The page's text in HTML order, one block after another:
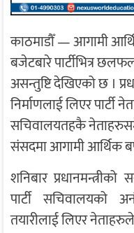
काठमाडौँ — आगामी
बजेटबारे पार्टीभित्र
असन्तुष्टि देखिएको छ ।
निर्माणलाई लिएर
सचिवालयतहकै
संसदमा आगामी आर्थिक
शनिबार
पार्टी सचिवालयको
तयारीलाई लिएर